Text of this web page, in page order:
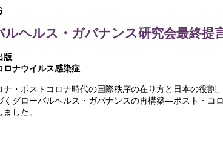
ルヘルス・ガバナンス研究会最終提
版
ロナウイルス感染症
ナ・ポストコロナ時代の国際秩序の在り方と日本の役割
くグローバルヘルス・ガバナンスの再構築―ポスト・コ
した。